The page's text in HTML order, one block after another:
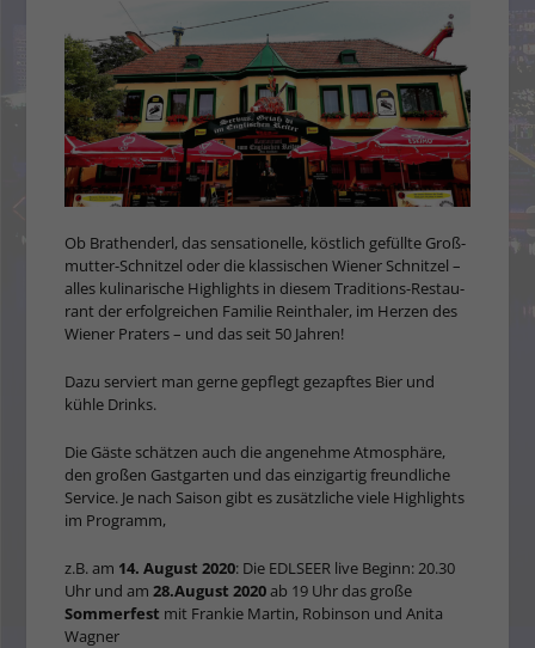
Ob Brathenderl, das sensati­onelle, köstlich gefüllte Groß­
mutter-Schnitzel oder die klassischen Wiener Schnitzel –
alles kulinarische Highlights in diesem Traditions-Restau­
rant der erfolgreichen Fami­lie Reinthaler, im Herzen des
Wiener Praters – und das seit 50 Jahren!
Dazu serviert man gerne ge­pflegt gezapftes Bier und
kühle Drinks.
Die Gäste schätzen auch die ange­nehme Atmosphäre,
den großen Gastgarten und das einzigartig freundli­che
Service. Je nach Sai­son gibt es zusätzliche vie­le Highlights
im Programm,
z.B. am 14. August 2020: Die EDLSEER live Beginn: 20.30
Uhr und am28.Au­gust 2020ab 19 Uhr das große
Sommerfest mit Frankie Martin, Robinson und Anita
Wagner